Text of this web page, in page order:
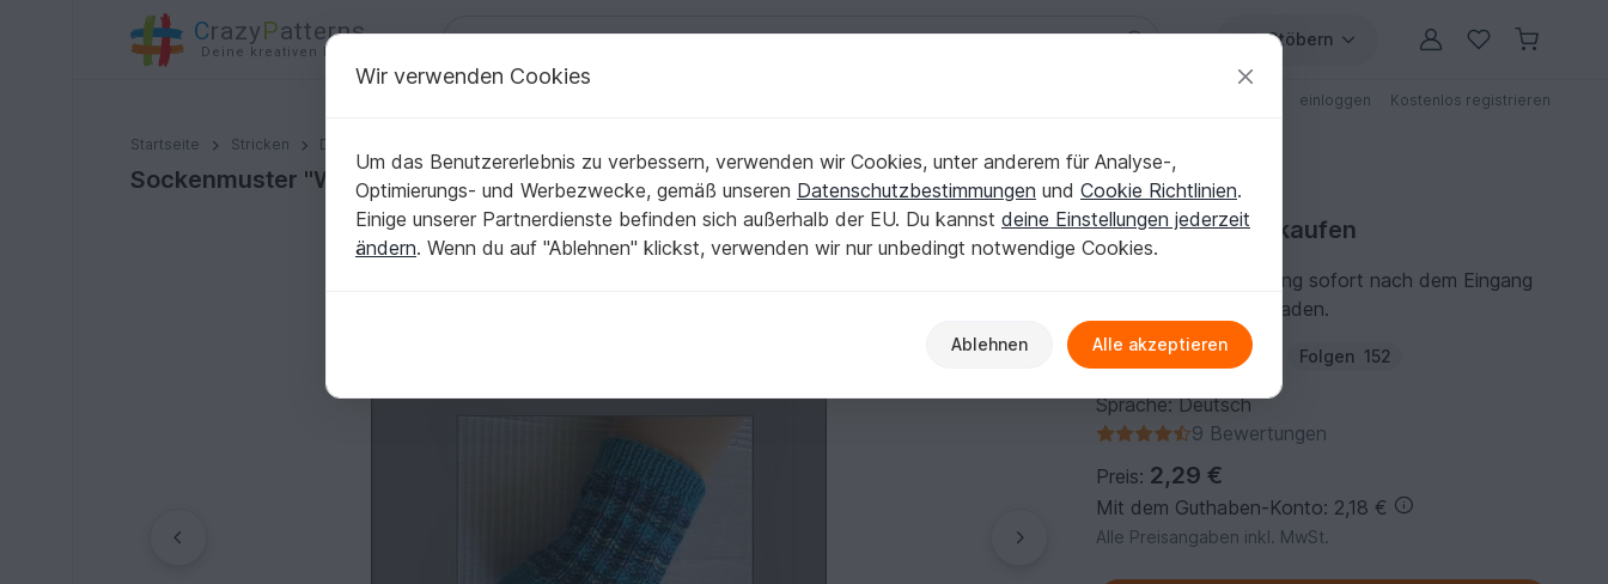
CrazyPatterns
Deine kreativen Ideen
Stöbern
einloggen Kostenlos registrieren
Startseite Stricken Damen
Sockenmuster "Waldweg" - Gr.: 32-47
Sockenmuster "Waldweg" - Gr.: 32-47
Strickanleitung kaufen
Du kannst die Anleitung sofort nach dem Eingang
der Zahlung herunterladen.
Autor: MyCreativBox Folgen 152
Sprache: Deutsch
9 Bewertungen
Preis: 2,29 €
Mit dem Guthaben-Konto: 2,18 €
Alle Preisangaben inkl. MwSt.
Wir verwenden Cookies
Um das Benutzererlebnis zu verbessern, verwenden wir Cookies, unter anderem für Analyse-,
Optimierungs- und Werbezwecke, gemäß unseren Datenschutzbestimmungen und Cookie Richtlinien.
Einige unserer Partnerdienste befinden sich außerhalb der EU. Du kannst deine Einstellungen jederzeit
ändern. Wenn du auf "Ablehnen" klickst, verwenden wir nur unbedingt notwendige Cookies.
Ablehnen Alle akzeptieren